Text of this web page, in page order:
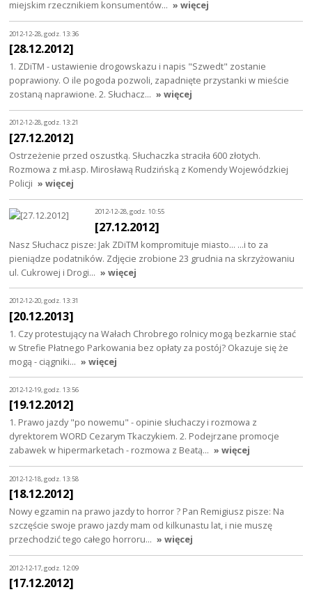
miejskim rzecznikiem konsumentów… » więcej
2012-12-28, godz. 13:36
[28.12.2012]
1. ZDiTM - ustawienie drogowskazu i napis "Szwedt" zostanie
poprawiony. O ile pogoda pozwoli, zapadnięte przystanki w mieście
zostaną naprawione. 2. Słuchacz… » więcej
2012-12-28, godz. 13:21
[27.12.2012]
Ostrzeżenie przed oszustką. Słuchaczka straciła 600 złotych.
Rozmowa z mł.asp. Mirosławą Rudzińską z Komendy Wojewódzkiej
Policji » więcej
2012-12-28, godz. 10:55
[27.12.2012]
Nasz Słuchacz pisze: Jak ZDiTM kompromituje miasto... ...i to za
pieniądze podatników. Zdjęcie zrobione 23 grudnia na skrzyżowaniu
ul. Cukrowej i Drogi… » więcej
2012-12-20, godz. 13:31
[20.12.2013]
1. Czy protestujący na Wałach Chrobrego rolnicy mogą bezkarnie stać
w Strefie Płatnego Parkowania bez opłaty za postój? Okazuje się że
mogą - ciągniki… » więcej
2012-12-19, godz. 13:56
[19.12.2012]
1. Prawo jazdy "po nowemu" - opinie słuchaczy i rozmowa z
dyrektorem WORD Cezarym Tkaczykiem. 2. Podejrzane promocje
zabawek w hipermarketach - rozmowa z Beatą… » więcej
2012-12-18, godz. 13:58
[18.12.2012]
Nowy egzamin na prawo jazdy to horror ? Pan Remigiusz pisze: Na
szczęście swoje prawo jazdy mam od kilkunastu lat, i nie muszę
przechodzić tego całego horroru… » więcej
2012-12-17, godz. 12:09
[17.12.2012]